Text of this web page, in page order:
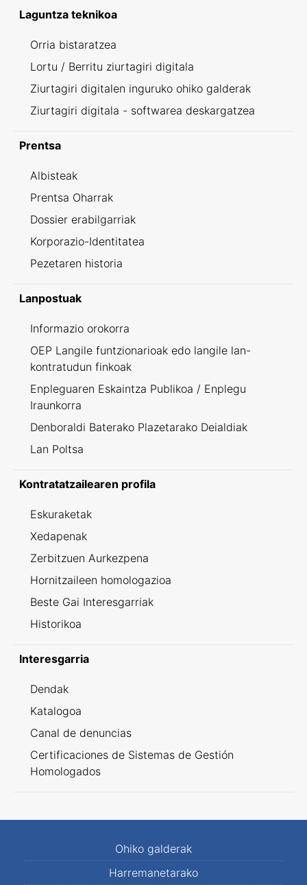
Laguntza teknikoa
Orria bistaratzea
Lortu / Berritu ziurtagiri digitala
Ziurtagiri digitalen inguruko ohiko galderak
Ziurtagiri digitala - softwarea deskargatzea
Prentsa
Albisteak
Prentsa Oharrak
Dossier erabilgarriak
Korporazio-Identitatea
Pezetaren historia
Lanpostuak
Informazio orokorra
OEP Langile funtzionarioak edo langile lan-
kontratudun finkoak
Enpleguaren Eskaintza Publikoa / Enplegu
Iraunkorra
Denboraldi Baterako Plazetarako Deialdiak
Lan Poltsa
Kontratatzailearen profila
Eskuraketak
Xedapenak
Zerbitzuen Aurkezpena
Hornitzaileen homologazioa
Beste Gai Interesgarriak
Historikoa
Interesgarria
Dendak
Katalogoa
Canal de denuncias
Certificaciones de Sistemas de Gestión
Homologados
Ohiko galderak
Harremanetarako